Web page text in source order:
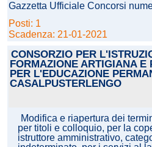
Gazzetta Ufficiale Concorsi
Posti: 1
Scadenza: 21-01-2021
CONSORZIO PER
FORMAZIONE ARTIGIANA E
PER L'EDUCAZIONE
CASALPUSTERLENGO
Modifica e riapertura dei
per titoli e colloquio, per la
istruttore amministrativo,